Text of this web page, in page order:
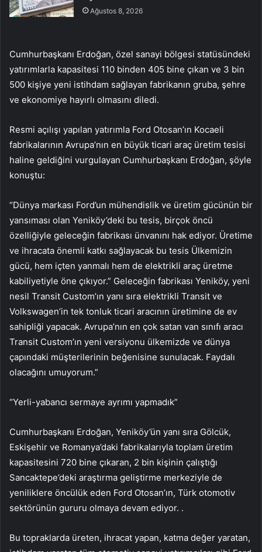
Ağustos 8, 2026
Cumhurbaşkanı Erdoğan, özel sanayi bölgesi statüsündeki
yatırımlarla kapasitesi 110 binden 405 bine çıkan ve 3 bin
500 kişiye yeni istihdam sağlayan fabrikanın gruba, şehre
ve ekonomiye hayırlı olmasını diledi.
Resmi açılışı yapılan yatırımla Ford Otosan’ın Kocaeli
fabrikalarının Avrupa’nın en büyük ticari araç üretim tesisi
haline geldiğini vurgulayan Cumhurbaşkanı Erdoğan, şöyle
konuştu:
“Dünya markası Ford’un mühendislik ve üretim gücünün bir
yansıması olan Yeniköy’deki bu tesis, birçok öncü
özelliğiyle geleceğin fabrikası ünvanını hak ediyor. Üretime
ve ihracata önemli katkı sağlayacak bu tesis Ülkemizin
gücü, hem içten yanmalı hem de elektrikli araç üretme
kabiliyetiyle öne çıkıyor.” Geleceğin fabrikası Yeniköy, yeni
nesil Transit Custom’ın yanı sıra elektrikli Transit ve
Volkswagen’in tek tonluk ticari aracının üretimine de ev
sahipliği yapacak. Avrupa’nın en çok satan van sınıfı aracı
Transit Custom’ın yeni versiyonu ülkemizde ve dünya
çapındaki müşterilerinin beğenisine sunulacak. Faydalı
olacağını umuyorum.”
“Yerli-yabancı sermaye ayrımı yapmadık”
Cumhurbaşkanı Erdoğan, Yeniköy’ün yanı sıra Gölcük,
Eskişehir ve Romanya’daki fabrikalarıyla toplam üretim
kapasitesini 720 bine çıkaran, 2 bin kişinin çalıştığı
Sancaktepe’deki araştırma geliştirme merkeziyle de
yeniliklere öncülük eden Ford Otosan’ın, Türk otomotiv
sektörünün gururu olmaya devam ediyor. .
Bu topraklarda üreten, ihracat yapan, katma değer yaratan,